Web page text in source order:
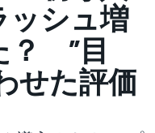
ッシュ増
？ ”目
せた評価